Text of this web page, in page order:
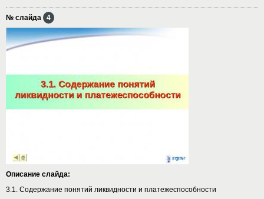
№ слайда 4
Описание слайда:
3.1. Содержание понятий ликвидности и платежеспособности